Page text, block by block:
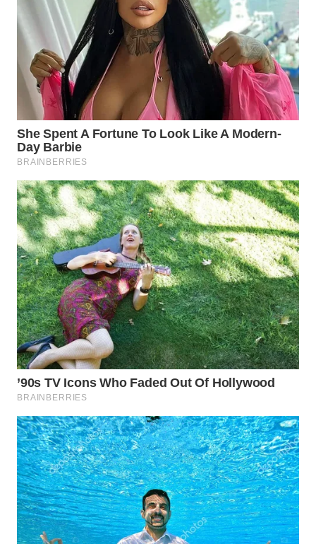
WN
DANAU
TOBA
WN
NIAS
WN
LANGKAT
WN
TAPANULI
SELATAN
WN
TANJUNG
LESUNG
WN
KARO
WN
SIMALUNGUN
WN
LABUHANBATU
WN
TAPANULI
TENGAH